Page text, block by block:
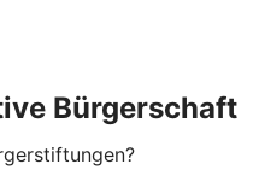
Bürgerschaft